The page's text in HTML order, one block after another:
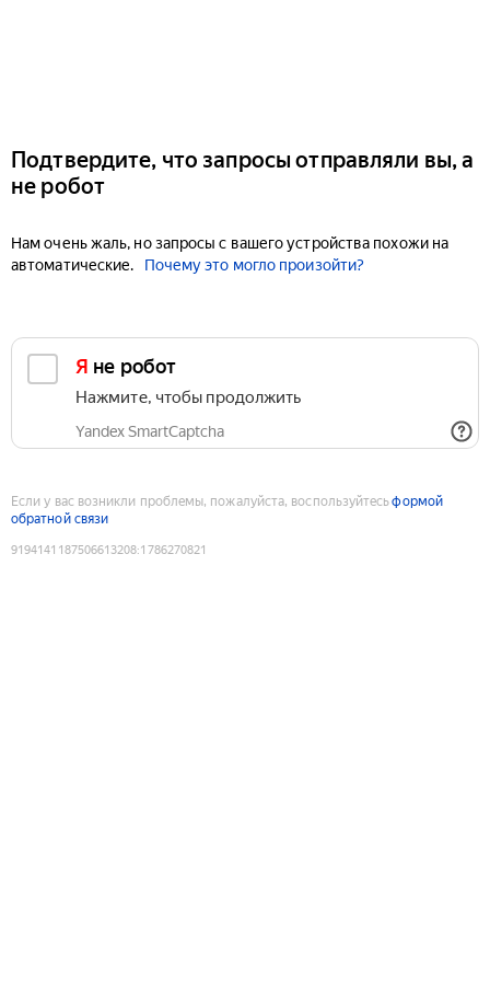
Подтвердите, что запросы отправляли вы, а
не робот
Нам очень жаль, но запросы с вашего устройства похожи на
автоматические.
Почему это могло произойти?
Я не робот
Нажмите, чтобы продолжить
Yandex SmartCaptcha
Если у вас возникли проблемы, пожалуйста, воспользуйтесьформой
обратной связи
9194141187506613208:1786270821